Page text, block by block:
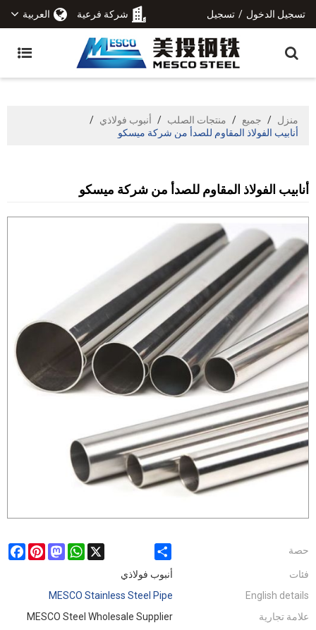
تسجيل الدخول / تسجيل شركة فرعية العربية
منزل / جميع / منتجات الصلب / أنبوب فولاذي /
أنابيب الفولاذ المقاوم للصدأ من شركة ميسكو
أنابيب الفولاذ المقاوم للصدأ من شركة ميسكو
حصة Share
Pinterest
Mastodon
WhatsApp X
فئات
أنبوب فولاذي
English details
MESCO Stainless Steel Pipe
علامة تجارية
MESCO Steel Wholesale Supplier